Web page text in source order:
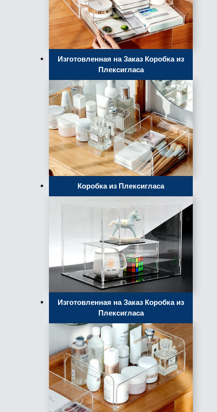
Изготовленная на Заказ Коробка из
Плексигласа
Коробка из Плексигласа
Изготовленная на Заказ Коробка из
Плексигласа